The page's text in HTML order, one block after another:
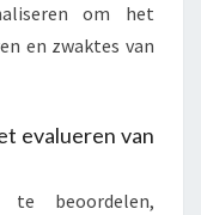
om het
en zwaktes van
evalueren van
te beoordelen,